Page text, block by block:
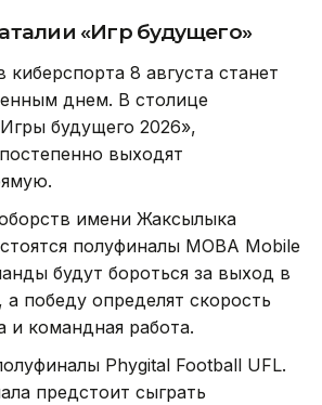
«Игр будущего»
8 августа станет
днем. В столице
будущего 2026»,
выходят
имени Жаксылыка
полуфиналы MOBA Mobile
будут бороться за выход в
победу определят скорость
и командная работа.
Phygital Football UFL.
предстоит сыграть